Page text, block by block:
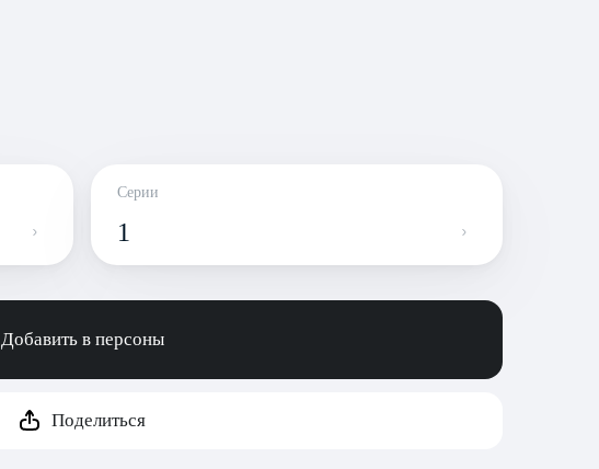
Серии
1
Добавить в персоны
Поделиться